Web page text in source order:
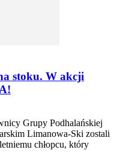
stoku. W akcji
Grupy Podhalańskiej
Limanowa-Ski zostali
chłopcu, który